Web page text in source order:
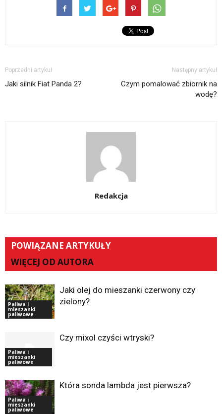
Poprzedni artykuł
Jaki silnik Fiat Panda 2?
Następny artykuł
Czym pomalować zbiornik na
wodę?
Redakcja
POWIĄZANE ARTYKUŁY
WIĘCEJ OD AUTORA
Paliwa i
mieszanki
paliwowe
Jaki olej do mieszanki czerwony czy
zielony?
Paliwa i
mieszanki
paliwowe
Czy mixol czyści wtryski?
Paliwa i
mieszanki
paliwowe
Która sonda lambda jest pierwsza?